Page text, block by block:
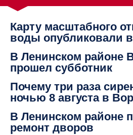
Карту масштабного
воды опубликовали
В Ленинском районе
прошел субботник
Почему три раза
ночью 8 августа в
В Ленинском районе
ремонт дворов